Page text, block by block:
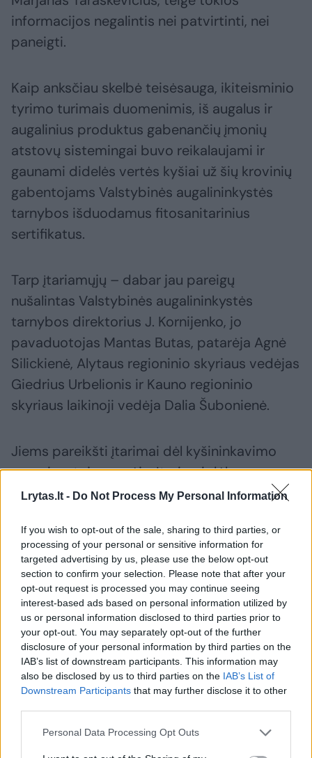
Lrytas.lt - Do Not Process My Personal Information
If you wish to opt-out of the sale, sharing to third parties, or
processing of your personal or sensitive information for
targeted advertising by us, please use the below opt-out
section to confirm your selection. Please note that after your
opt-out request is processed you may continue seeing
interest-based ads based on personal information utilized by
us or personal information disclosed to third parties prior to
your opt-out. You may separately opt-out of the further
disclosure of your personal information by third parties on the
IAB’s list of downstream participants. This information may
also be disclosed by us to third parties on the IAB’s List of
Downstream Participants that may further disclose it to other
Personal Data Processing Opt Outs
informacijos negalintis nei patvirtinti, nei
paneigti.
Kaip anksčiau skelbė teisėsauga, ikiteisminio
tyrimo turimais duomenimis, iš augalus ir
augalinius produktus gabenančių įmonių
atstovų sistemingai buvo reikalaujami ir
gaunami didelės vertės kyšiai už šių krovinių
gabentojams Valstybinės augalininkystės
tarnybos išduodamus fitosanitarinius
sertifikatus.
Tarp įtariamųjų – dabar jau pareigų
nušalintas Valstybinės augalininkystės
tarnybos direktorius J. Kornijenko, jo
pavaduotojas Mantas Butas, patarėja Agnė
Silickienė, Alytaus regioninio skyriaus vedėjas
Giedrius Urbelionis ir Kauno regioninio
skyriaus laikinoji vedėja Dalia Šubonienė.
Jiems pareikšti įtarimai dėl kyšininkavimo
organizuotoje grupėje. Įtarimai dėl
kyšininkavimo, papirkimo ir prekybos
pat pareikšti ir 7 privačių įmonių vadovams
bei susijusiems asmenims.
Per daugiau nei 100 kratų paimta daugiau nei
1,3 mln. eurų grynųjų pinigų, 8 kilogramai
aukso, kurio vertė apie 1 milijonas eurų, taip
pat buvo rasta 11 tūkst. pakelių cigarečių, 14
tūkst. litrų alkoholio, kokaino ir sprogmenų.
Ignas Hofmanas
Žemės ūkio ministerija (ŽŪM)
Valstybinė augalininkystės tarnyba
Rodyti daugiau žymių